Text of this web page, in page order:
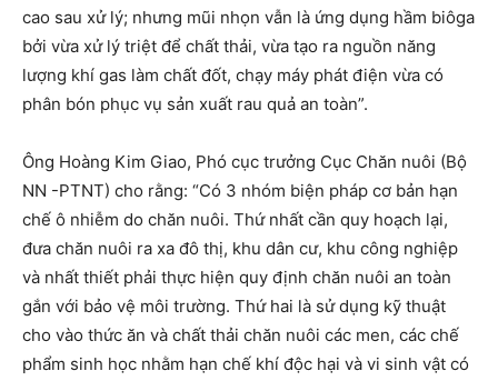
cao sau xử lý; nhưng mũi nhọn vẫn là ứng dụng hầm biôga
bởi vừa xử lý triệt để chất thải, vừa tạo ra nguồn năng
lượng khí gas làm chất đốt, chạy máy phát điện vừa có
phân bón phục vụ sản xuất rau quả an toàn”.
Ông Hoàng Kim Giao, Phó cục trưởng Cục Chăn nuôi (Bộ
NN -PTNT) cho rằng: “Có 3 nhóm biện pháp cơ bản hạn
chế ô nhiễm do chăn nuôi. Thứ nhất cần quy hoạch lại,
đưa chăn nuôi ra xa đô thị, khu dân cư, khu công nghiệp
và nhất thiết phải thực hiện quy định chăn nuôi an toàn
gắn với bảo vệ môi trường. Thứ hai là sử dụng kỹ thuật
cho vào thức ăn và chất thải chăn nuôi các men, các chế
phẩm sinh học nhằm hạn chế khí độc hại và vi sinh vật có